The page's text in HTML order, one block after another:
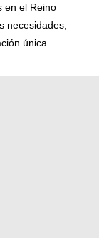
en el Reino
necesidades,
única.